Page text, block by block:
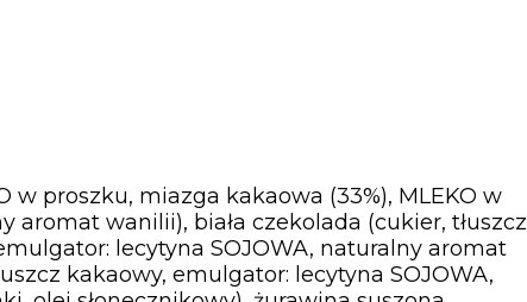
w proszku, miazga kakaowa (33%), MLEKO w
aromat wanilii), biała czekolada (cukier, tłuszcz
lecytyna SOJOWA, naturalny aromat
kakaowy, emulgator: lecytyna SOJOWA,